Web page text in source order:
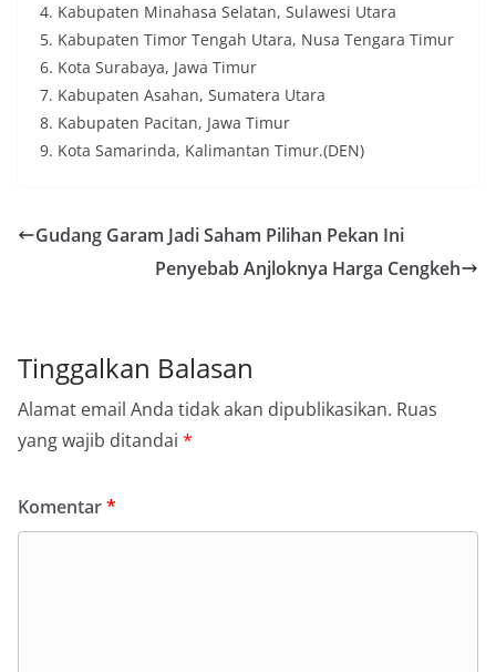
4. Kabupaten Minahasa Selatan, Sulawesi Utara
5. Kabupaten Timor Tengah Utara, Nusa Tengara Timur
6. Kota Surabaya, Jawa Timur
7. Kabupaten Asahan, Sumatera Utara
8. Kabupaten Pacitan, Jawa Timur
9. Kota Samarinda, Kalimantan Timur.(DEN)
Gudang Garam Jadi Saham Pilihan Pekan Ini
Penyebab Anjloknya Harga Cengkeh
Tinggalkan Balasan
Alamat email Anda tidak akan dipublikasikan. Ruas
yang wajib ditandai *
Komentar*